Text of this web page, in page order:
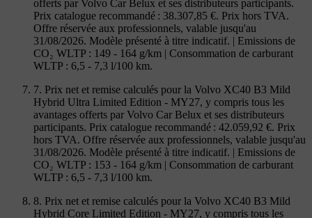
offerts par Volvo Car Belux et ses distributeurs participants.
Prix catalogue recommandé : 38.307,85 €. Prix hors TVA.
Offre réservée aux professionnels, valable jusqu'au
31/08/2026. Modèle présenté à titre indicatif. | Emissions de
CO₂ WLTP : 149 - 164 g/km | Consommation de carburant
WLTP : 6,5 - 7,3 l/100 km.
7. Prix net et remise calculés pour la Volvo XC40 B3 Mild
Hybrid Ultra Limited Edition - MY27, y compris tous les
avantages offerts par Volvo Car Belux et ses distributeurs
participants. Prix catalogue recommandé : 42.059,92 €. Prix
hors TVA. Offre réservée aux professionnels, valable jusqu'au
31/08/2026. Modèle présenté à titre indicatif. | Emissions de
CO₂ WLTP : 153 - 164 g/km | Consommation de carburant
WLTP : 6,5 - 7,3 l/100 km.
8. Prix net et remise calculés pour la Volvo XC40 B3 Mild
Hybrid Core Limited Edition - MY27, y compris tous les